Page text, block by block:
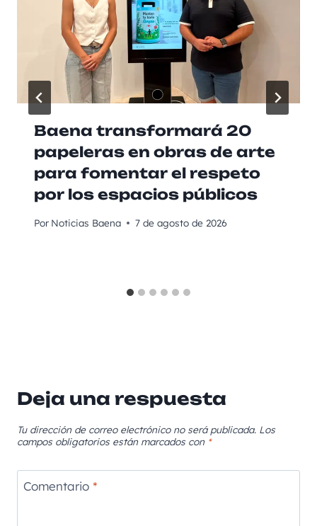
Baena transformará 20
papeleras en obras de arte
para fomentar el respeto
por los espacios públicos
Por Noticias Baena 7 de agosto de 2026
Deja una respuesta
Tu dirección de correo electrónico no será publicada. Los
campos obligatorios están marcados con *
Comentario *